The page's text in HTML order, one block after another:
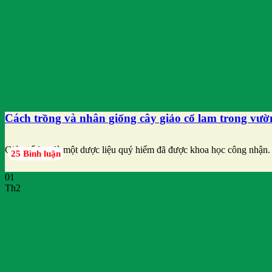
Cách trồng và nhân giống cây giảo cổ lam trong
Giảo cổ lam là một dược liệu quý hiếm đã được khoa học công nhận.
25 Bình luận
01
Th2